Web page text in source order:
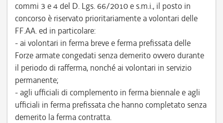
commi 3 e 4 del D. Lgs. 66/2010 e s.m.i., il posto in
concorso è riservato prioritariamente a volontari delle
FF.AA. ed in particolare:
- ai volontari in ferma breve e ferma prefissata delle
Forze armate congedati senza demerito ovvero durante
il periodo di rafferma, nonché ai volontari in servizio
permanente;
- agli ufficiali di complemento in ferma biennale e agli
ufficiali in ferma prefissata che hanno completato senza
demerito la ferma contratta.